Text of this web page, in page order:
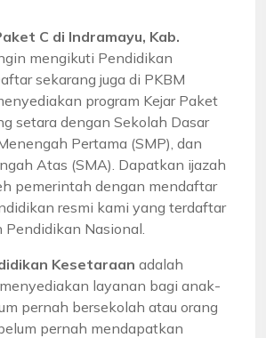
C di Indramayu, Kab.
mengikuti Pendidikan
sekarang juga di PKBM
program Kejar Paket
setara dengan Sekolah Dasar
Pertama (SMP), dan
Atas (SMA). Dapatkan ijazah
pemerintah dengan mendaftar
resmi kami yang terdaftar
Nasional.
Kesetaraan adalah
layanan bagi anak-
pernah bersekolah atau orang
pernah mendapatkan